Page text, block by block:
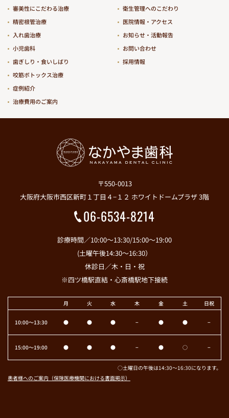
審美性にこだわる治療
精密根管治療
入れ歯治療
小児歯科
歯ぎしり・食いしばり
咬筋ボトックス治療
症例紹介
治療費用のご案内
衛生管理へのこだわり
医院情報・アクセス
お知らせ・活動報告
お問い合わせ
採用情報
〒550-0013
大阪府大阪市西区新町１丁目４−１２ ホワイトドームプラザ 3階
06-6534-8214
診療時間／10:00～13:30/15:00～19:00
(土曜午後14:30～16:30）
休診日／木・日・祝
※四ツ橋駅直結・心斎橋駅地下接続
月 火 水 木 金 土 日祝
10:00〜13:30 ● ● ● − ● ● −
15:00〜19:00 ● ● ● − ● ○ −
○土曜日の午後は14:30～16:30になります。
患者様へのご案内（保険医療機関における書面掲示）